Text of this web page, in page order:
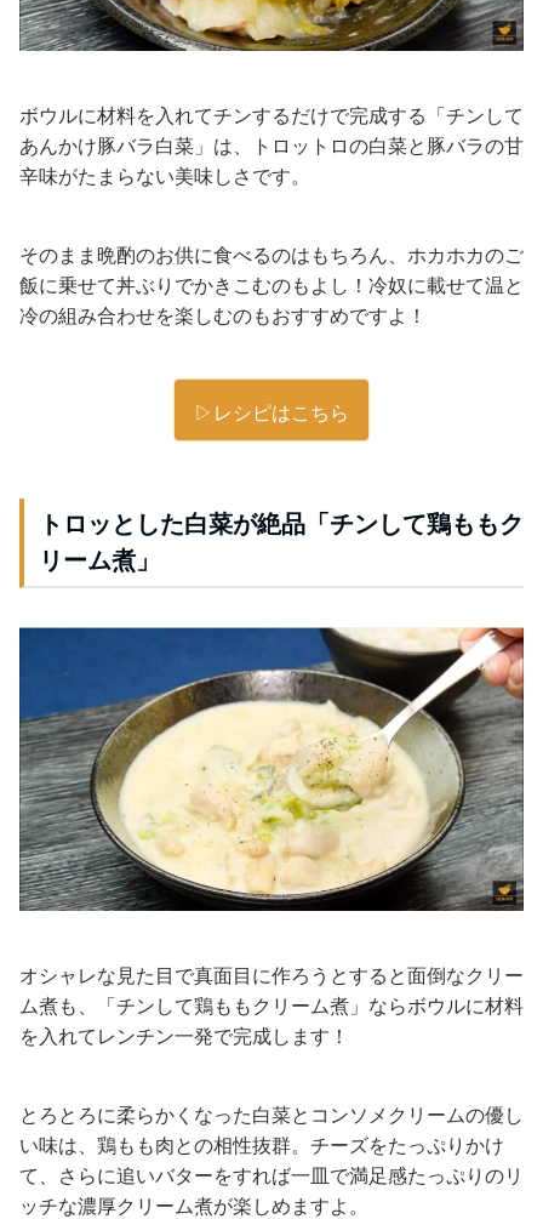
ボウルに材料を入れてチンするだけで完成する「チンして
あんかけ豚バラ白菜」は、トロットロの白菜と豚バラの甘
辛味がたまらない美味しさです。
そのまま晩酌のお供に食べるのはもちろん、ホカホカのご
飯に乗せて丼ぶりでかきこむのもよし！冷奴に載せて温と
冷の組み合わせを楽しむのもおすすめですよ！
▷レシピはこちら
トロッとした白菜が絶品「チンして鶏ももク
リーム煮」
オシャレな見た目で真面目に作ろうとすると面倒なクリー
ム煮も、「チンして鶏ももクリーム煮」ならボウルに材料
を入れてレンチン一発で完成します！
とろとろに柔らかくなった白菜とコンソメクリームの優し
い味は、鶏もも肉との相性抜群。チーズをたっぷりかけ
て、さらに追いバターをすれば一皿で満足感たっぷりのリ
ッチな濃厚クリーム煮が楽しめますよ。